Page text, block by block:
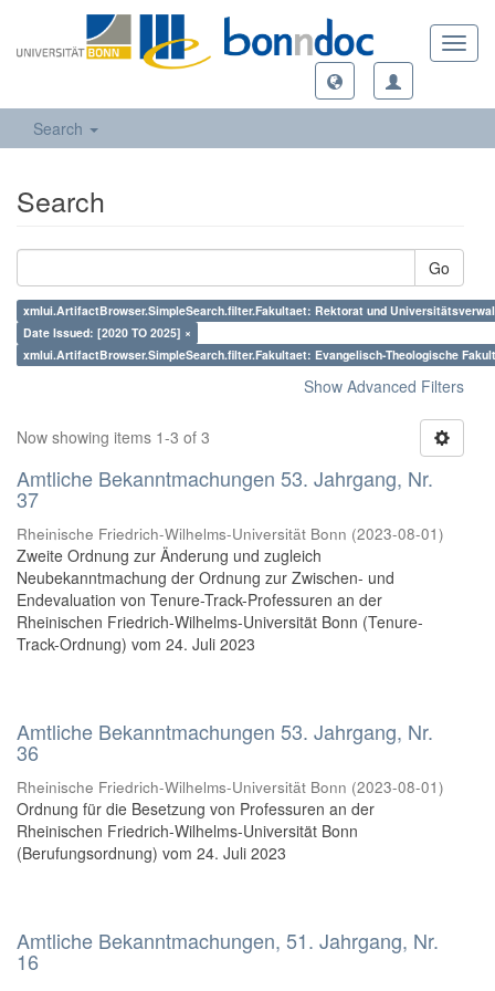
Search
Search
Go
xmlui.ArtifactBrowser.SimpleSearch.filter.Fakultaet: Rektorat und
Date Issued: [2020 TO 2025] ×
xmlui.ArtifactBrowser.SimpleSearch.filter.Fakultaet: Evangelisch-Theologische
Show Advanced Filters
Now showing items 1-3 of 3
Amtliche Bekanntmachungen 53. Jahrgang, Nr.
37
Rheinische Friedrich-Wilhelms-Universität Bonn (2023-08-01)
Zweite Ordnung zur Änderung und zugleich
Neubekanntmachung der Ordnung zur Zwischen- und
Endevaluation von Tenure-Track-Professuren an der
Rheinischen Friedrich-Wilhelms-Universität Bonn (Tenure-
Track-Ordnung) vom 24. Juli 2023
Amtliche Bekanntmachungen 53. Jahrgang, Nr.
36
Rheinische Friedrich-Wilhelms-Universität Bonn (2023-08-01)
Ordnung für die Besetzung von Professuren an der
Rheinischen Friedrich-Wilhelms-Universität Bonn
(Berufungsordnung) vom 24. Juli 2023
Amtliche Bekanntmachungen, 51. Jahrgang, Nr.
16